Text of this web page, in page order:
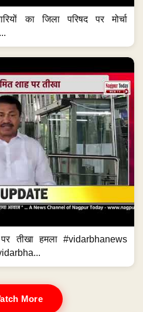
का जिला परिषद पर मोर्चा
तीखा हमला #vidarbhanews
More